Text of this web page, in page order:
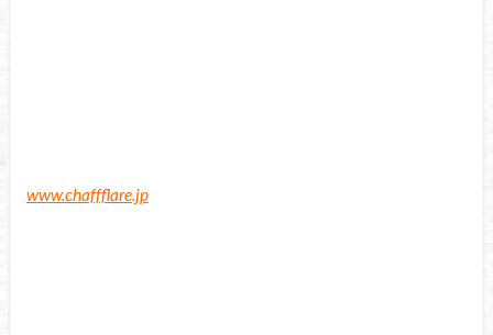
www.chaffflare.jp